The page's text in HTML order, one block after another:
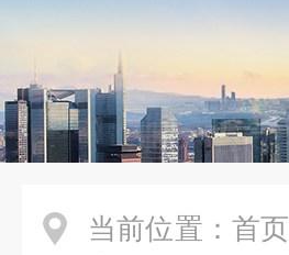
当前位置： 首页